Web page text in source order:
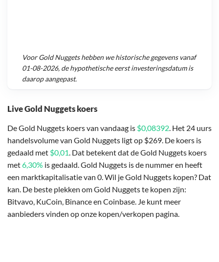
Live Gold Nuggets koers
De Gold Nuggets koers van vandaag is $0,08392. Het 24 uurs
handelsvolume van Gold Nuggets ligt op $269. De koers is
gedaald met $0,01. Dat betekent dat de Gold Nuggets koers
met6,30% is gedaald. Gold Nuggets is de nummer en heeft
een marktkapitalisatie van 0. Wil je Gold Nuggets kopen? Dat
kan. De beste plekken om Gold Nuggets te kopen zijn:
Bitvavo, KuCoin, Binance en Coinbase. Je kunt meer
aanbieders vinden op onze kopen/verkopen pagina.
VoorGold Nuggetshebben we historische gegevens vanaf
01-08-2026, de hypothetische eerst investeringsdatum is
daarop aangepast.